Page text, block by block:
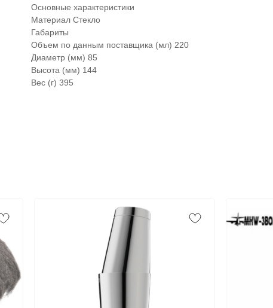
Основные характеристики
Материал Стекло
Габариты
Объем по данным поставщика (мл) 220
Диаметр (мм) 85
Высота (мм) 144
Вес (г) 395